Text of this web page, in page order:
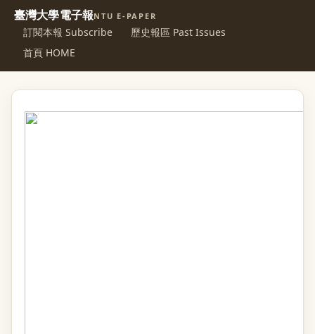
臺灣大學電子報NTU E-PAPER
訂閱本報 Subscribe
歷史報區 Past Issues
首頁 HOME